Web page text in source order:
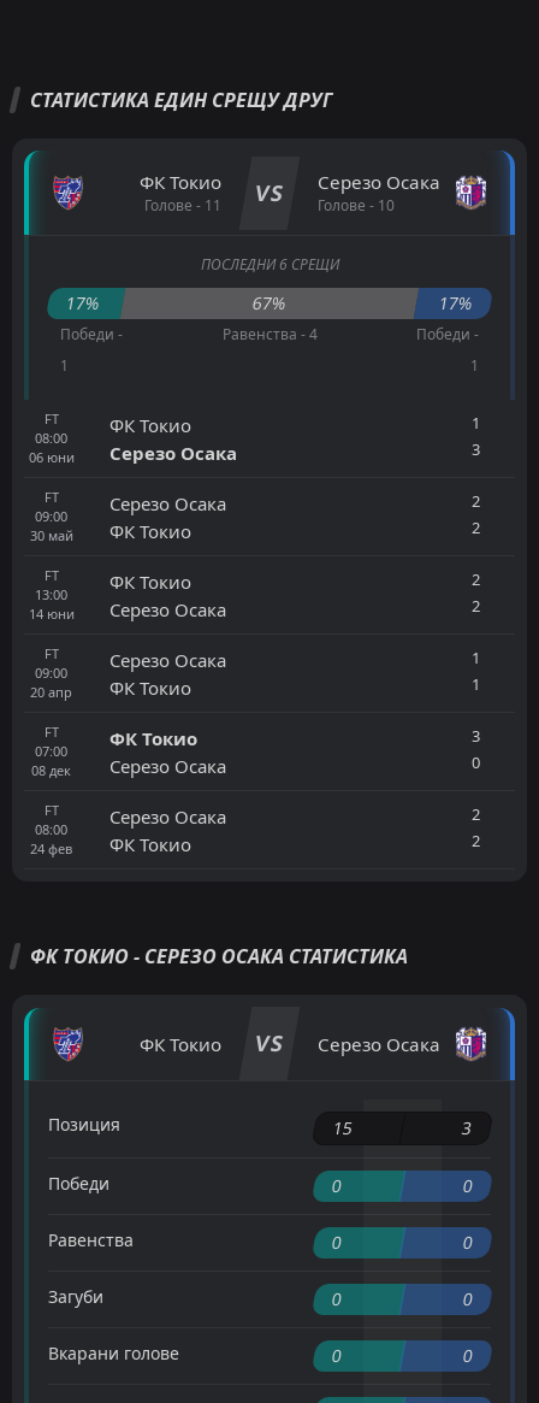
СТАТИСТИКА ЕДИН СРЕЩУ ДРУГ
ФК Токио
Голове - 11 VS Серезо Осака
Голове - 10
ПОСЛЕДНИ 6 СРЕЩИ
17% 67% 17%
Победи -
1
Равенства - 4
Победи -
1
FT
08:00
06 юни
ФК Токио
Серезо Осака
1
3
FT
09:00
30 май
Серезо Осака
ФК Токио
2
2
FT
13:00
14 юни
ФК Токио
Серезо Осака
2
2
FT
09:00
20 апр
Серезо Осака
ФК Токио
1
1
FT
07:00
08 дек
ФК Токио
Серезо Осака
3
0
FT
08:00
24 фев
Серезо Осака
ФК Токио
2
2
ФК ТОКИО - СЕРЕЗО ОСАКА СТАТИСТИКА
ФК Токио VS Серезо Осака
Позиция 15 3
Победи 0 0
Равенства 0 0
Загуби 0 0
Вкарани голове 0 0